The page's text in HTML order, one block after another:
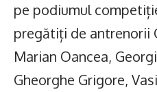
pe podiumul
pregătiți de antrenorii
Marian Oancea,
Gheorghe Grigore,